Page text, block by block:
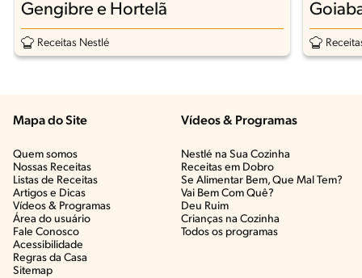
Gengibre e Hortelã
Receitas Nestlé
Mapa do Site
Quem somos
Nossas Receitas
Listas de Receitas​
Artigos e Dicas​
Vídeos & Programas​
Área do usuário
Fale Conosco
Acessibilidade
Regras da Casa
Sitemap
Vídeos & Programas​
Nestlé na Sua Cozinha
Receitas em Dobro
Se Alimentar Bem, Que Mal Tem?​
Vai Bem Com Quê?​
Deu Ruim​
Crianças na Cozinha​
Todos os programas